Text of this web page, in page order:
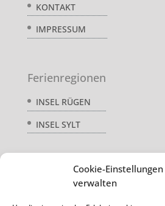
Cookie-Einstellungen
verwalten
KONTAKT
IMPRESSUM
Ferienregionen
INSEL RÜGEN
INSEL SYLT